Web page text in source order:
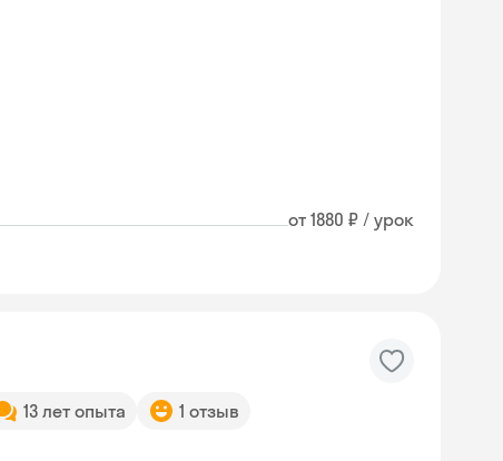
от 1880 ₽ / урок
13 лет опыта 1 отзыв